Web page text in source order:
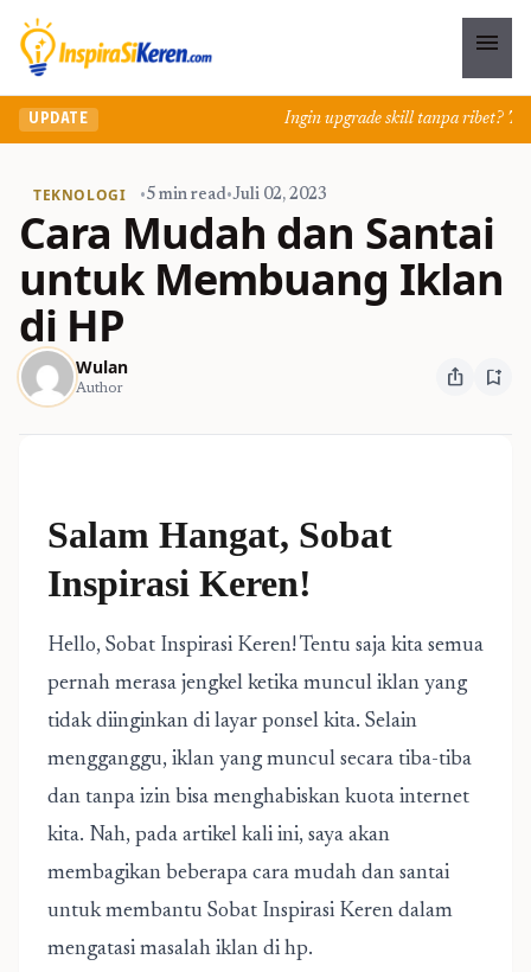
menu
UPDATE Ingin upgrade skill tanpa ribet?
TEKNOLOGI •5 min read•Juli 02, 2023
Cara Mudah dan Santai
untuk Membuang Iklan
di HP
Wulan
Author ios_share bookmark_add
Salam Hangat, Sobat
Inspirasi Keren!
Hello, Sobat Inspirasi Keren! Tentu saja kita semua
pernah merasa jengkel ketika muncul iklan yang
tidak diinginkan di layar ponsel kita. Selain
mengganggu, iklan yang muncul secara tiba-tiba
dan tanpa izin bisa menghabiskan kuota internet
kita. Nah, pada artikel kali ini, saya akan
membagikan beberapa cara mudah dan santai
untuk membantu Sobat Inspirasi Keren dalam
mengatasi masalah iklan di hp.